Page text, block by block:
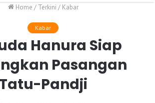
Home / Terkini / Kabar
Kabar
Hanura Siap
Pasangan
Tatu-Pandji